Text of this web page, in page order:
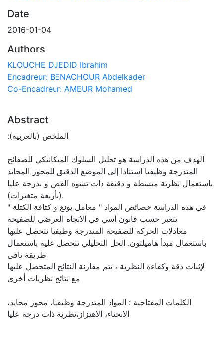
Date
2016-01-04
Authors
KLOUCHE DJEDID Ibrahim
Encadreur: BENACHOUR Abdelkader
Co-Encadreur: AMEUR Mohamed
Abstract
:الملخص (بالعربية)
الهدف من هذه الدراسة هو تحليل السلوك الميكانيكي للصفائح
المتدرجة وظيفيا استنادا إلى الموضع الدقيق للمحور المحايد
باستعمال نظرية مبسطة و دقيقة ذات تشوه القص و بدرجة عليا
(بأربعة متغيرات).
في هذه الدراسة خصائص المواد " معامل يونغ و كثافة الكتلة "
تتغير حسب قانون أسي في الاتجاه العرضي للصفيحة
معادلات الحركة للصفيحة المتدرجة وظيفيا نتحصل عليها
باستعمال مبدأ هاميلتون. الحل التحليلي نتحصل عليه باستعمال
طريقة نافي
لإثبات دقة وكفاءة النظرية ، تتم مقارنة النتائج المتحصل عليها
مع نتائج نظريات أخرى
الكلمات المفتاحية : المواد المتدرجة وظيفيا، محور محايد،
الانحناء، الاهتزاز،نظرية ذات درجة عليا